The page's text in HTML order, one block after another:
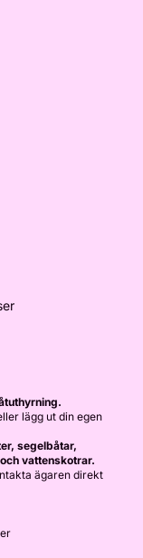
lägg ut din egen
segelbåtar,
vattenskotrar.
ägaren direkt